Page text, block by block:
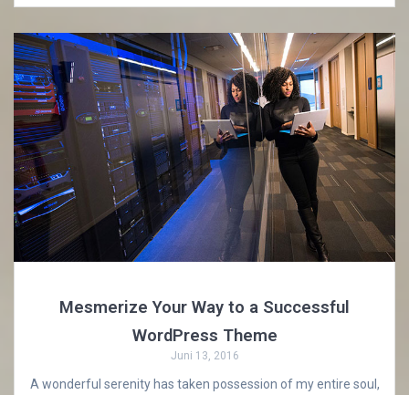
Mesmerize Your Way to a Successful
WordPress Theme
Juni 13, 2016
A wonderful serenity has taken possession of my entire soul,